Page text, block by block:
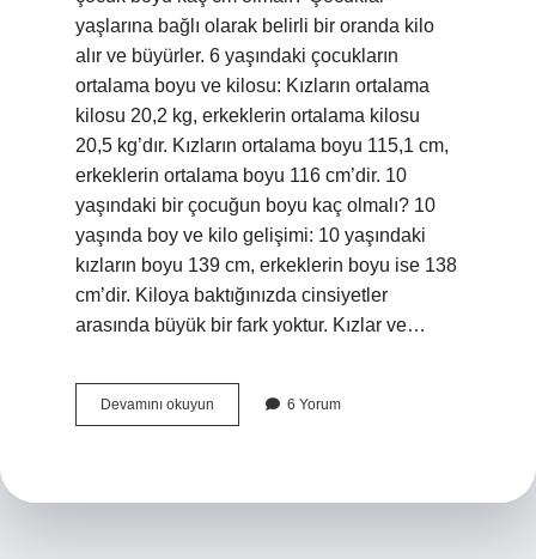
yaşlarına bağlı olarak belirli bir oranda kilo
alır ve büyürler. 6 yaşındaki çocukların
ortalama boyu ve kilosu: Kızların ortalama
kilosu 20,2 kg, erkeklerin ortalama kilosu
20,5 kg’dır. Kızların ortalama boyu 115,1 cm,
erkeklerin ortalama boyu 116 cm’dir. 10
yaşındaki bir çocuğun boyu kaç olmalı? 10
yaşında boy ve kilo gelişimi: 10 yaşındaki
kızların boyu 139 cm, erkeklerin boyu ise 138
cm’dir. Kiloya baktığınızda cinsiyetler
arasında büyük bir fark yoktur. Kızlar ve…
Devamını okuyun Çocukların
Boyu
6 Yorum